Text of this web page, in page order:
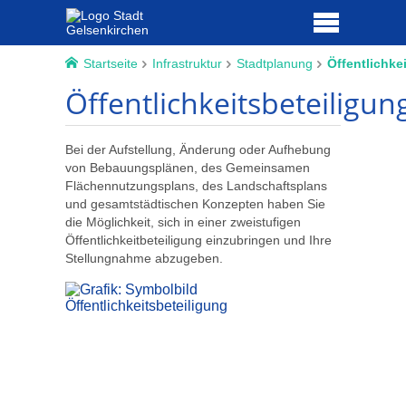
Startseite Infrastruktur Stadtplanung
Bei der Aufstellung, Änderung oder Aufhebung
von Bebauungsplänen, des Gemeinsamen
Flächennutzungsplans, des Landschaftsplans
und gesamtstädtischen Konzepten haben Sie
die Möglichkeit, sich in einer zweistufigen
Öffentlichkeitbeteiligung einzubringen und Ihre
Stellungnahme abzugeben.